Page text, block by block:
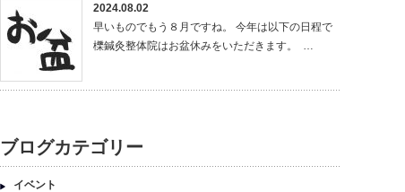
2024.08.02
早いものでもう８月ですね。 今年は以下の日程で
櫟鍼灸整体院はお盆休みをいただきます。 …
ブログカテゴリー
イベント